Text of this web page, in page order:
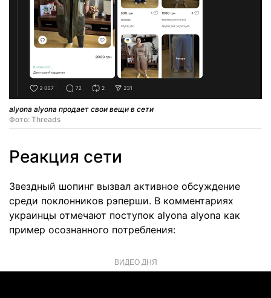
alyona alyona продает свои вещи в сети
Фото: Threads
Реакция сети
Звездный шопинг вызвал активное обсуждение
среди поклонников рэперши. В комментариях
украинцы отмечают поступок alyona alyona как
пример осознанного потребления:
ВИДЕО ДНЯ